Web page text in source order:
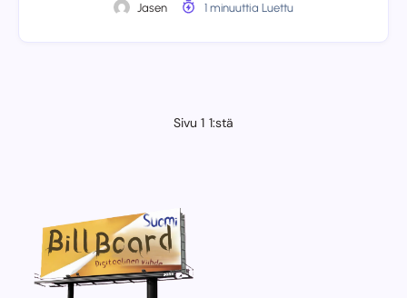
Jasen 1 minuuttia Luettu
Sivu 1 1:stä